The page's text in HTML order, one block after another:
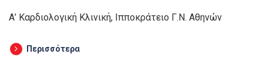
Α’ Καρδιολογική Κλινική, Ιπποκράτειο Γ.Ν. Αθηνών
Περισσότερα